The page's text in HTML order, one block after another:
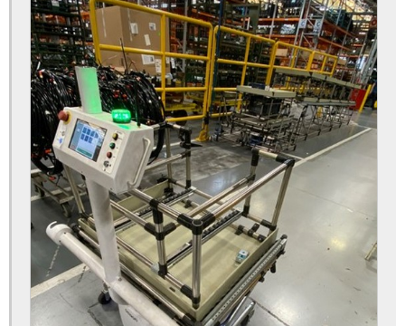
Automação robótica
Automação robótica de processos
Automação sensor de temperatura
Automatização de máquinas
Automatização de processos industriais
Automatização robótica
Certificado de conformidade máquinas
Consultoria nr12
Desenvolvimento de máquinas
Desenvolvimento de máquinas ecoeficientes